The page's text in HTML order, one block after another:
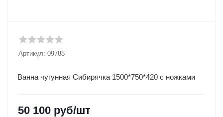
Артикул: 09788
Ванна чугунная Сибирячка 1500*750*420 с ножками
50 100 руб/шт